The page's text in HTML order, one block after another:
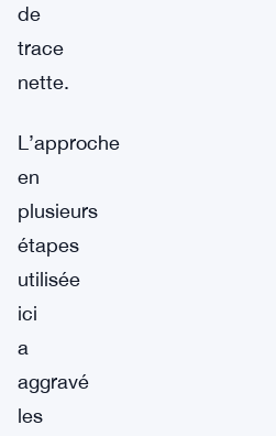
de
trace
nette.
L’approche
en
plusieurs
étapes
utilisée
ici
a
aggravé
les